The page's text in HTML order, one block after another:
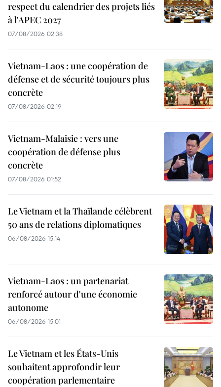
respect du calendrier des projets liés
à l'APEC 2027
07/08/2026 02:38
Vietnam-Laos : une coopération de
défense et de sécurité toujours plus
concrète
07/08/2026 02:19
Vietnam-Malaisie : vers une
coopération de défense plus
concrète
07/08/2026 01:52
Le Vietnam et la Thaïlande célèbrent
50 ans de relations diplomatiques
06/08/2026 15:14
Vietnam-Laos : un partenariat
renforcé autour d'une économie
autonome
06/08/2026 15:01
Le Vietnam et les États-Unis
souhaitent approfondir leur
coopération parlementaire